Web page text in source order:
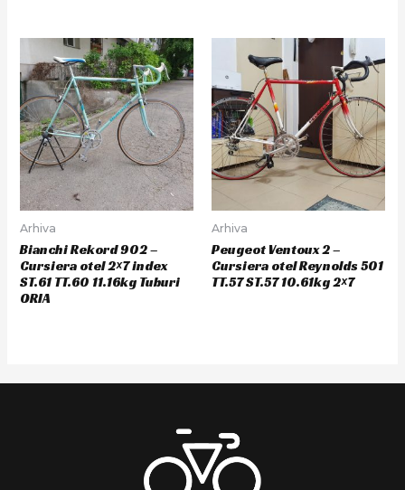
Arhiva
Bianchi Rekord 902 –
Cursiera otel 2×7 index
ST.61 TT.60 11.16kg Tuburi
ORIA
Arhiva
Peugeot Ventoux 2 –
Cursiera otel Reynolds 501
TT.57 ST.57 10.61kg 2×7